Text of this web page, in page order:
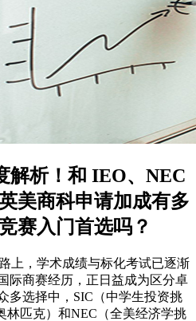
解析！和 IEO、NEC
美商科申请加成有多
赛入门首选吗？
上，学术成绩与标化考试已逐渐
际商赛经历，正日益成为区分卓
多选择中，SIC（中学生投资挑
林匹克）和NEC（全美经济学挑